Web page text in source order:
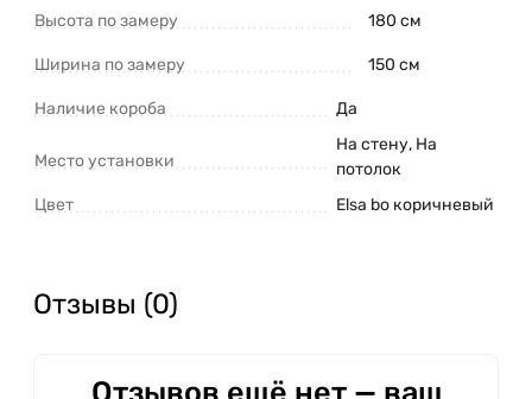
Высота по замеру
180 см
Ширина по замеру 150 см
Наличие короба Да
Место установки
На стену, На
потолок
Цвет
Elsa bo коричневый
Отзывы (0)
Отзывов ещё нет — ваш